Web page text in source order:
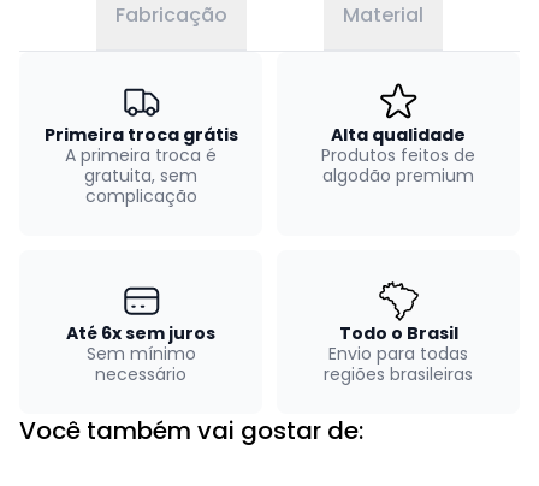
Fabricação Material
Primeira troca grátis
A primeira troca é
gratuita, sem
complicação
Alta qualidade
Produtos feitos de
algodão premium
Até 6x sem juros
Sem mínimo
necessário
Todo o Brasil
Envio para todas
regiões brasileiras
Você também vai gostar de: